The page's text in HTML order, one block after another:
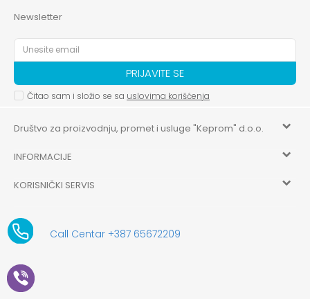
Newsletter
PRIJAVITE SE
Čitao sam i složio se sa uslovima korišćenja
Društvo za proizvodnju, promet i usluge "Keprom" d.o.o.
HILANDARSKA 32, ISTOČNO NOVO SARAJEVO, ISTOČNO
aksaonlinebih@aksabih.ba
5514802214205743
61-01-0052-11
11079253
INFORMACIJE
Zaposlenje
Saradnja
KORISNIČKI SERVIS
Uslovi korišćenja i prodaje
Kako kupiti
Call Centar +387 65672209